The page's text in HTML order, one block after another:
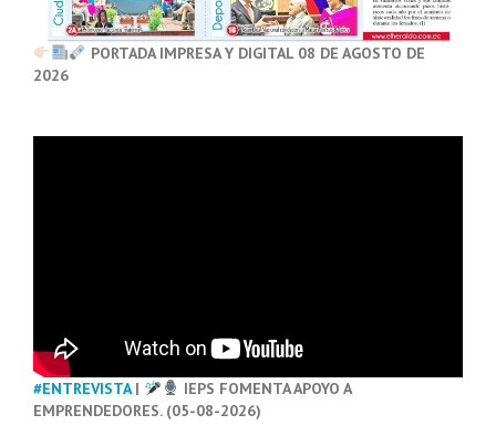
PORTADA IMPRESA Y DIGITAL 08 DE AGOSTO DE
2026
#ENTREVISTA|
IEPS FOMENTA APOYO A
EMPRENDEDORES. (05-08-2026)